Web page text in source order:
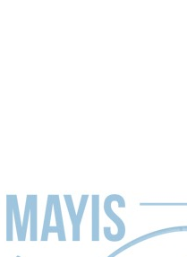
Sonraki Makale
bir vekil istifa ederse!..